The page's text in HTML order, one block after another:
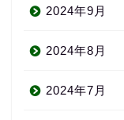
2024年9月
2024年8月
2024年7月